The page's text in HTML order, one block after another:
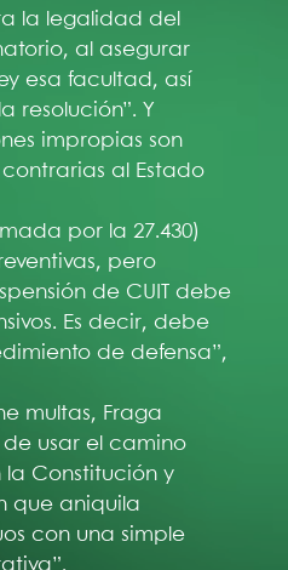
la legalidad del
al asegurar
esa facultad, así
resolución”. Y
impropias son
al Estado
por la 27.430)
pero
de CUIT debe
Es decir, debe
de defensa”,
multas, Fraga
de usar el camino
Constitución y
que aniquila
con una simple